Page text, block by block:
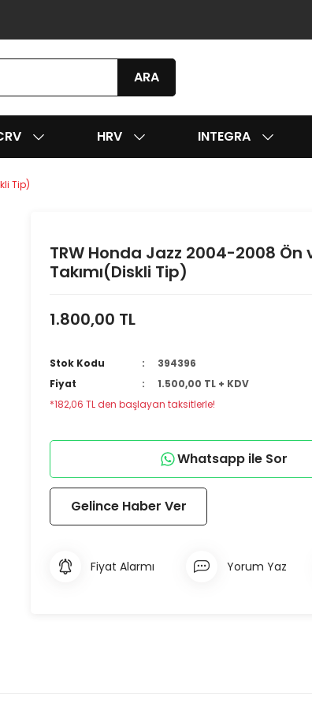
ARA
HRV INTEGRA
Tip)
TRW Honda Jazz 2004-2008 Ön
Takımı(Diskli Tip)
1.800,00 TL
Stok Kodu
394396
Fiyat
1.500,00 TL + KDV
*182,06 TL den başlayan taksitlerle!
Whatsapp ile Sor
Gelince Haber Ver
Fiyat Alarmı Yorum Yaz